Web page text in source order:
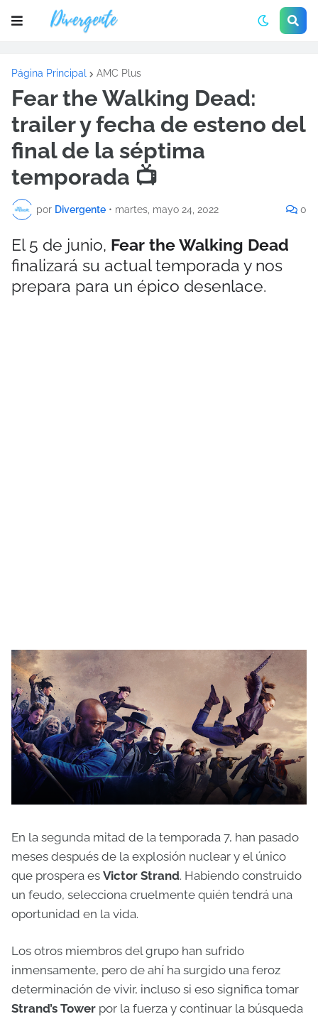
Página Principal AMC Plus
Fear the Walking Dead:
trailer y fecha de esteno del
final de la séptima
temporada 📺
por Divergente • martes, mayo 24, 2022 0
El 5 de junio, Fear the Walking Dead
finalizará su actual temporada y nos
prepara para un épico desenlace.
En la segunda mitad de la temporada 7, han pasado
meses después de la explosión nuclear y el único
que prospera es Victor Strand. Habiendo construido
un feudo, selecciona cruelmente quién tendrá una
oportunidad en la vida.
Los otros miembros del grupo han sufrido
inmensamente, pero de ahí ha surgido una feroz
determinación de vivir, incluso si eso significa tomar
Strand’s Tower por la fuerza y ​​continuar la búsqueda